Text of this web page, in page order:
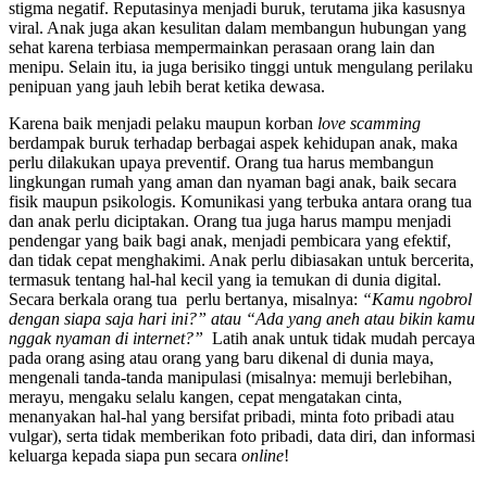
stigma negatif. Reputasinya menjadi buruk, terutama jika kasusnya
viral. Anak juga akan kesulitan dalam membangun hubungan yang
sehat karena terbiasa mempermainkan perasaan orang lain dan
menipu. Selain itu, ia juga berisiko tinggi untuk mengulang perilaku
penipuan yang jauh lebih berat ketika dewasa.
Karena baik menjadi pelaku maupun korban love scamming
berdampak buruk terhadap berbagai aspek kehidupan anak, maka
perlu dilakukan upaya preventif. Orang tua harus membangun
lingkungan rumah yang aman dan nyaman bagi anak, baik secara
fisik maupun psikologis. Komunikasi yang terbuka antara orang tua
dan anak perlu diciptakan. Orang tua juga harus mampu menjadi
pendengar yang baik bagi anak, menjadi pembicara yang efektif,
dan tidak cepat menghakimi. Anak perlu dibiasakan untuk bercerita,
termasuk tentang hal-hal kecil yang ia temukan di dunia digital.
Secara berkala orang tua perlu bertanya, misalnya: “Kamu ngobrol
dengan siapa saja hari ini?” atau “Ada yang aneh atau bikin kamu
nggak nyaman di internet?” Latih anak untuk tidak mudah percaya
pada orang asing atau orang yang baru dikenal di dunia maya,
mengenali tanda-tanda manipulasi (misalnya: memuji berlebihan,
merayu, mengaku selalu kangen, cepat mengatakan cinta,
menanyakan hal-hal yang bersifat pribadi, minta foto pribadi atau
vulgar), serta tidak memberikan foto pribadi, data diri, dan informasi
keluarga kepada siapa pun secara online!